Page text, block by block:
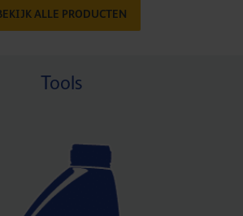
ALLE PRODUCTEN
Tools